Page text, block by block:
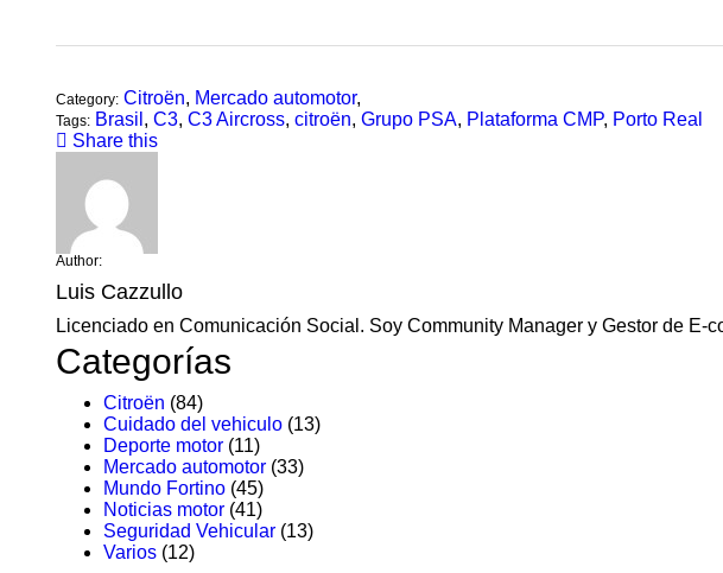
Category: Citroën, Mercado automotor,
Tags: Brasil , C3, C3 Aircross, citroën, Grupo PSA, Plataforma CMP, Porto Real
Share this
Author:
Luis Cazzullo
Licenciado en Comunicación Social. Soy Community Manager y Gestor de E-
Categorías
Citroën (84)
Cuidado del vehiculo (13)
Deporte motor (11)
Mercado automotor (33)
Mundo Fortino (45)
Noticias motor (41)
Seguridad Vehicular (13)
Varios (12)